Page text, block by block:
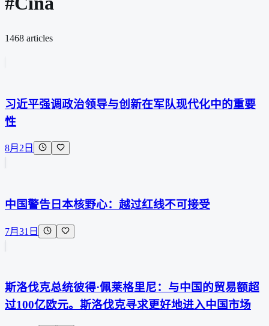
1468 articles
习近平强调政治领导与创新在军队现代化中的重要
性
8月2日
中国警告日本核野心：越过红线不可接受
7月31日
斯洛伐克总统彼得·佩莱格里尼：与中国的贸易额超
过100亿欧元。斯洛伐克寻求更好地进入中国市场